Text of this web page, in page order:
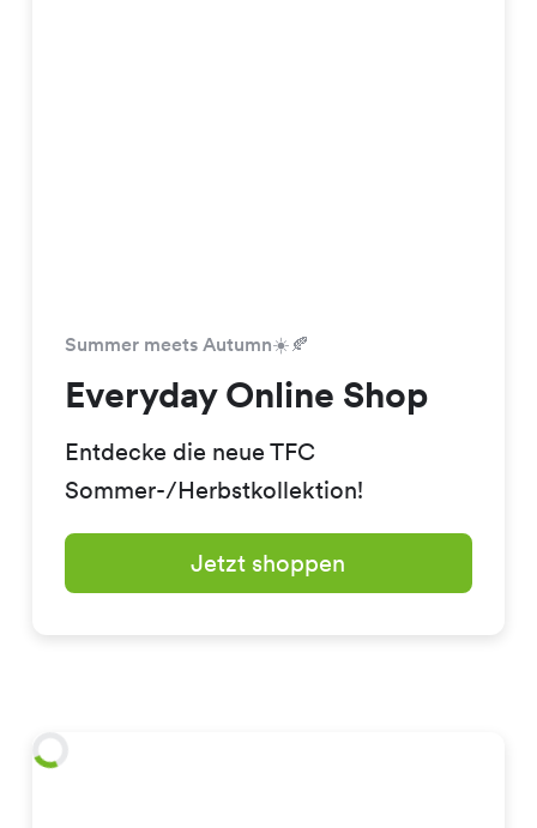
Summer meets Autumn☀️🍂
Everyday Online Shop
Entdecke die neue TFC
Sommer-/Herbstkollektion!
Jetzt shoppen